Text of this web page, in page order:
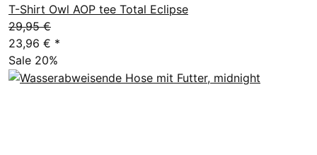
T-Shirt Owl AOP tee Total Eclipse
29,95 €
23,96 € *
Sale 20%